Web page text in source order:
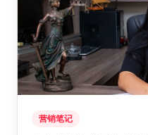
营销笔记